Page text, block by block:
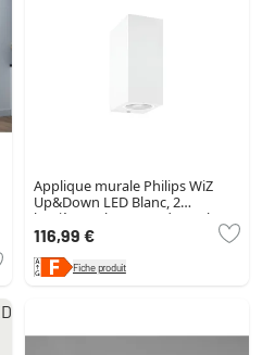
Applique murale Philips WiZ
Up&Down LED Blanc, 2
lumières, Changeur de couleurs
116,99 €
Fiche produit